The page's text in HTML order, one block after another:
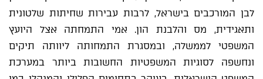
לבן המורכבים בישראל, לרבות עבירות שחיתות שלטונית
ותאגידית, מס והלבנת הון. אמי התמחתה אצל היועץ
המשפטי לממשלה, ובמסגרת התמחותה ליוותה תיקים
ונחשפה לסוגיות המשפטיות החשובות ביותר במערכת